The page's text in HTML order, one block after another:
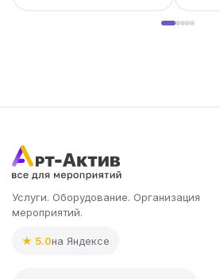
Услуги. Оборудование. Организация
мероприятий.
★ 5.0на Яндексе